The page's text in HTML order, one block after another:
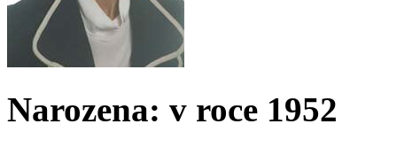
Narozena: v roce 1952